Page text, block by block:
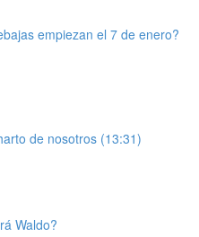
empiezan el 7 de enero?
de nosotros (13:31)
Waldo?